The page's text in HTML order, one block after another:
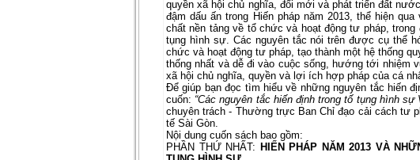
quyền xã hội chủ nghĩa, đổi mới và phát triển đất
đậm dấu ấn trong Hiến pháp năm 2013, thể hiện
chất nền tảng về tổ chức và hoạt động tư pháp,
tụng hình sự. Các nguyên tắc nói trên được cụ thể
chức và hoạt động tư pháp, tạo thành một hệ thống
thống nhất và dễ đi vào cuộc sống, hướng tới nhiệm
xã hội chủ nghĩa, quyền và lợi ích hợp pháp của cá
Để giúp bạn đọc tìm hiểu về những nguyên tắc hiến
cuốn: “Các nguyên tắc hiến định trong tố tụng hình sự
chuyên trách - Thường trực Ban Chỉ đạo cải cách tư
tế Sài Gòn.
Nội dung cuốn sách bao gồm:
PHẦN THỨ NHẤT: HIẾN PHÁP NĂM 2013 VÀ